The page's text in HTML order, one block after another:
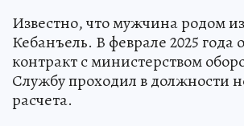
Известно, что мужчина родом
Кебанъель. В феврале 2025 года
контракт с министерством
Службу проходил в должности
расчета.